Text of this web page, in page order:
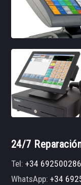
24/7
Tel:+34 692500286
WhatsApp:+34